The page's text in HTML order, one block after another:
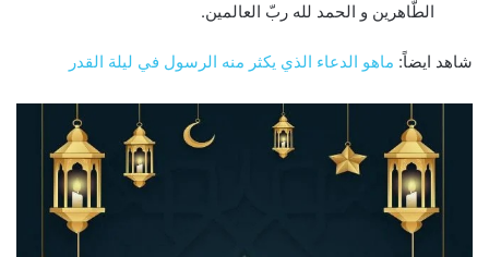
الطّاهرين و الحمد لله ربّ العالمين.
شاهد ايضاً: ماهو الدعاء الذي يكثر منه الرسول في ليلة القدر